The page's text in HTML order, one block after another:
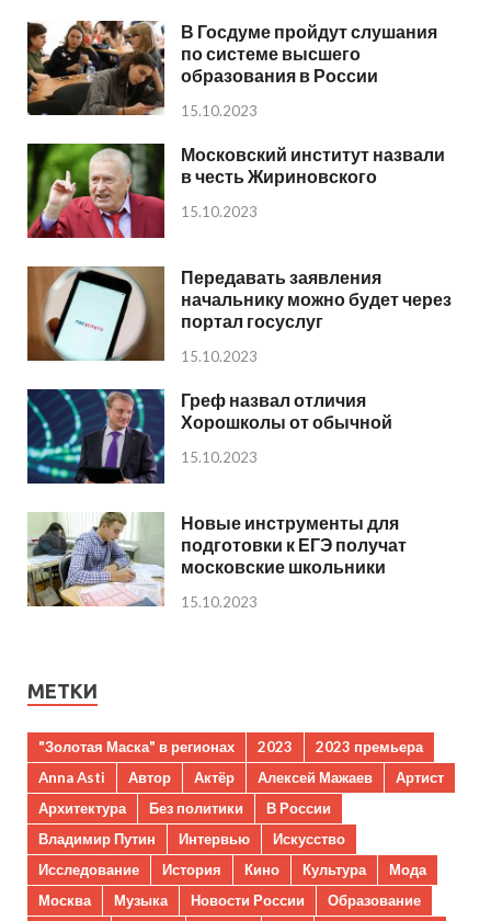
В Госдуме пройдут слушания
по системе высшего
образования в России
15.10.2023
Московский институт назвали
в честь Жириновского
15.10.2023
Передавать заявления
начальнику можно будет через
портал госуслуг
15.10.2023
Греф назвал отличия
Хорошколы от обычной
15.10.2023
Новые инструменты для
подготовки к ЕГЭ получат
московские школьники
15.10.2023
МЕТКИ
"Золотая Маска" в регионах 2023
2023 премьера
Anna Asti
Автор Актёр Алексей Мажаев
Артист
Архитектура
Без политики
В России
Владимир Путин
Интервью
Искусство
Исследование
История Кино Культура
Мода
Москва
Музыка Новости России
Образование